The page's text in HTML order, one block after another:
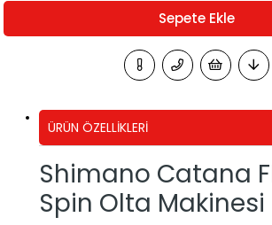
ÜRÜN ÖZELLIKLERI
Shimano Catana
Spin Olta